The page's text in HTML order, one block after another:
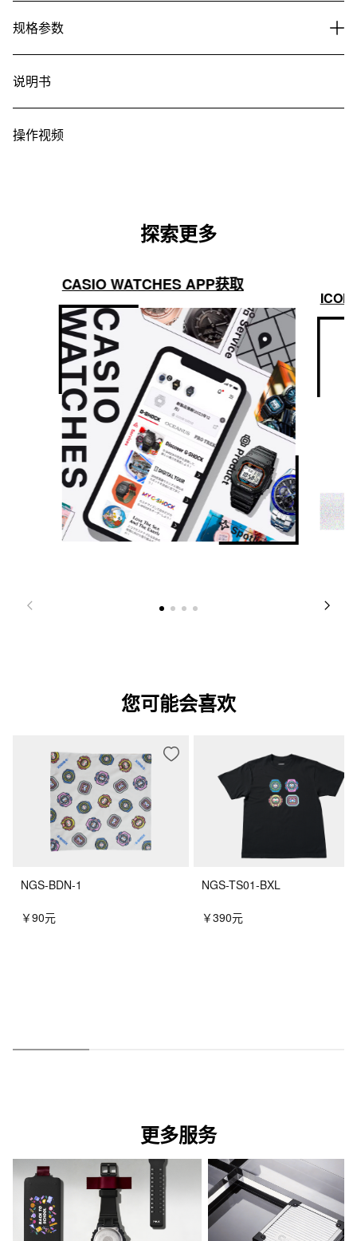
规格参数
说明书
操作视频
探索更多
CASIO WATCHES APP获取
您可能会喜欢
NGS-BDN-1
￥90元
NGS-TS01-BXL
￥390元
更多服务